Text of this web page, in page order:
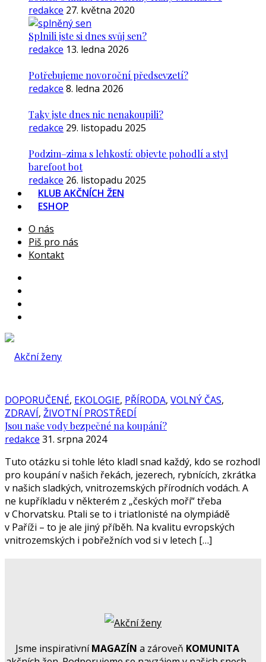
redakce 27. května 2020
Splnili jste si dnes svůj sen?
redakce 13. ledna 2026
Potřebujeme novoroční předsevzetí?
redakce 8. ledna 2026
Taky jste dnes nic nenakoupili?
redakce 29. listopadu 2025
Podzim–zima s lehkostí: objevte pohodlí a styl
barefoot bot
redakce 26. listopadu 2025
KLUB AKČNÍCH ŽEN
ESHOP
O nás
Piš pro nás
Kontakt
DOPORUČENÉ, EKOLOGIE, PŘÍRODA, VOLNÝ ČAS,
ZDRAVÍ, ŽIVOTNÍ PROSTŘEDÍ
Jsou naše vody bezpečné na koupání?
redakce 31. srpna 2024
Tuto otázku si tohle léto kladl snad každý, kdo se rozhodl
pro koupání v našich řekách, jezerech, rybnících, zkrátka
v našich sladkých, vnitrozemských přírodních vodách. A
ne kupříkladu v některém z „českých moří“ třeba
v Chorvatsku. Ptali se to i triatlonisté na olympiádě
v Paříži – to je ale jiný příběh. Na kvalitu evropských
vnitrozemských i pobřežních vod si v letech […]
Jsme inspirativníMAGAZÍN a zároveň KOMUNITA